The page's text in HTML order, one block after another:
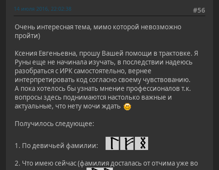
#56
14 июля 2016, 22:02:38
Очень интересная тема, мимо которой невозможно
пройти)
Ксения Евгеньевна, прошу Вашей помощи в трактовке. Я
Руны еще не начинала изучать, в последствии надеюсь
разобраться с ИРК самостоятельно, вернее
интерпретировать код согласно своему чувствованию.
А пока хотелось бы узнать мнение профессионалов т.к.
вопросы здесь поднимаются настолько важные и
актуальные, что нету мочи ждать
Получилось следующее:
1. По девичьей фамилии:
2. Что имею сейчас (фамилия досталась от отчима уже во